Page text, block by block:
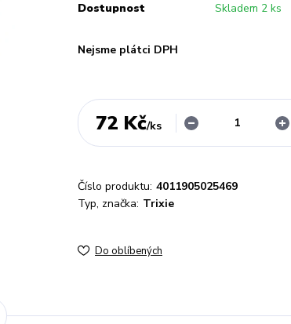
Dostupnost Skladem 2 ks
Nejsme plátci DPH
72 Kč/ks
Číslo produktu: 4011905025469
Typ, značka: Trixie
Do oblíbených